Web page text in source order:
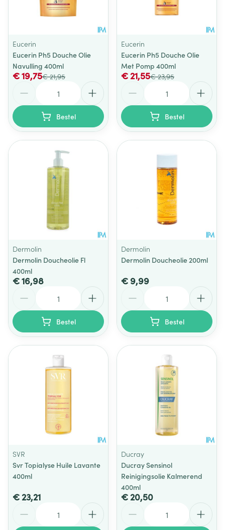
Eucerin
Eucerin Ph5 Douche Olie
Navulling 400ml
€ 21,95
€ 19,75
Bestel
Eucerin
Eucerin Ph5 Douche Olie
Met Pomp 400ml
€ 23,95
€ 21,55
Bestel
Dermolin
Dermolin Doucheolie Fl
400ml
€ 16,98
Bestel
Dermolin
Dermolin Doucheolie 200ml
€ 9,99
Bestel
SVR
Svr Topialyse Huile Lavante
400ml
€ 23,21
Ducray
Ducray Sensinol
Reinigingsolie Kalmerend
400ml
€ 20,50